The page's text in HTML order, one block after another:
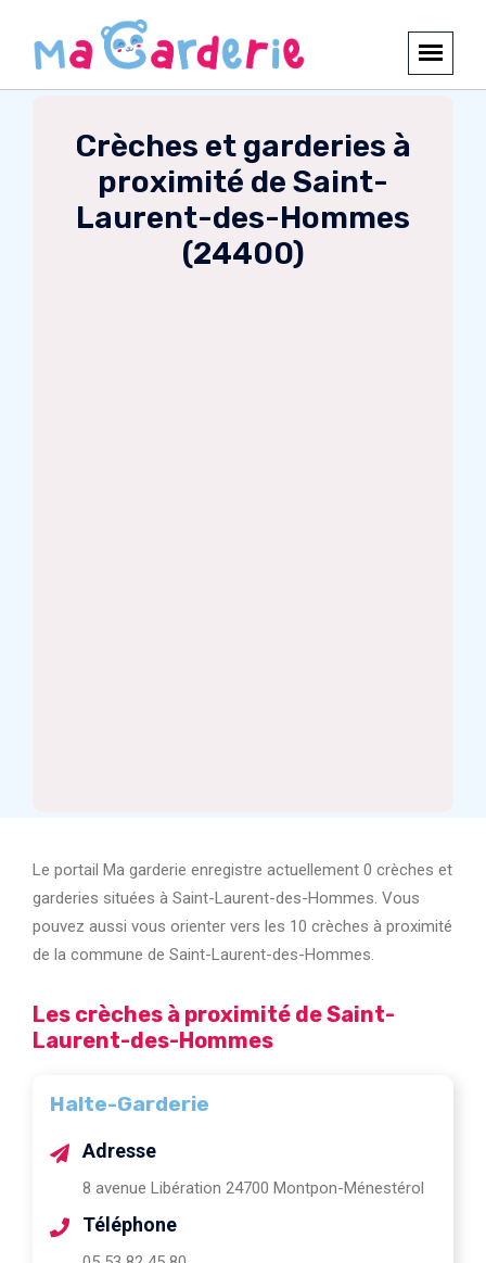
Crèches et garderies à
proximité de Saint-
Laurent-des-Hommes
(24400)
Le portail Ma garderie enregistre actuellement 0 crèches et
garderies situées à Saint-Laurent-des-Hommes. Vous
pouvez aussi vous orienter vers les 10 crèches à proximité
de la commune de Saint-Laurent-des-Hommes.
Les crèches à proximité de Saint-
Laurent-des-Hommes
Halte-Garderie
Adresse
8 avenue Libération 24700 Montpon-Ménestérol
Téléphone